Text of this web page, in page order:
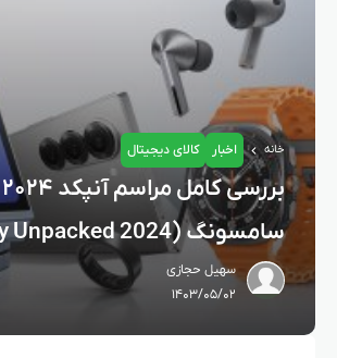
خانه اخبار کالای دیجیتال
بررسی کامل مراسم آنپکد ۲۰۲۴
سامسونگ (Galaxy Unpacked 2024)
سهیل حجازی
۱۴۰۳/۰۵/۰۲